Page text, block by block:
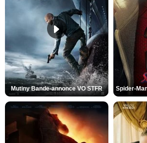
Mutiny Bande-annonce VO STFR